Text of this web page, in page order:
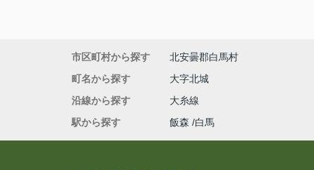
市区町村から探す
北安曇郡白馬村
町名から探す
大字北城
沿線から探す
大糸線
駅から探す
飯森 白馬